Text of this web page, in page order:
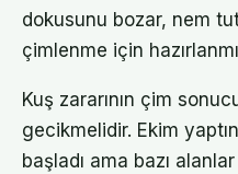
dokusunu bozar, nem
çimlenme için
Kuş zararının çim
gecikmelidir. Ekim
başladı ama bazı